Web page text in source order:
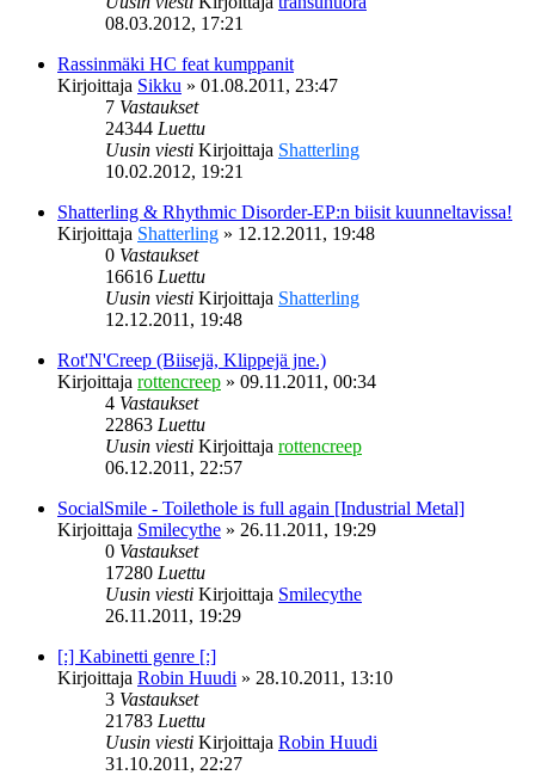
08.03.2012, 17:21
Rassinmäki HC feat kumppanit
Kirjoittaja Sikku » 01.08.2011, 23:47
7 Vastaukset
24344 Luettu
Uusin viesti Kirjoittaja Shatterling
10.02.2012, 19:21
Shatterling & Rhythmic Disorder-EP:n biisit kuunneltavissa!
Kirjoittaja Shatterling » 12.12.2011, 19:48
0 Vastaukset
16616 Luettu
Uusin viesti Kirjoittaja Shatterling
12.12.2011, 19:48
Rot'N'Creep (Biisejä, Klippejä jne.)
Kirjoittaja rottencreep » 09.11.2011, 00:34
4 Vastaukset
22863 Luettu
Uusin viesti Kirjoittaja rottencreep
06.12.2011, 22:57
SocialSmile - Toilethole is full again [Industrial Metal]
Kirjoittaja Smilecythe » 26.11.2011, 19:29
0 Vastaukset
17280 Luettu
Uusin viesti Kirjoittaja Smilecythe
26.11.2011, 19:29
[:] Kabinetti genre [:]
Kirjoittaja Robin Huudi » 28.10.2011, 13:10
3 Vastaukset
21783 Luettu
Uusin viesti Kirjoittaja Robin Huudi
31.10.2011, 22:27